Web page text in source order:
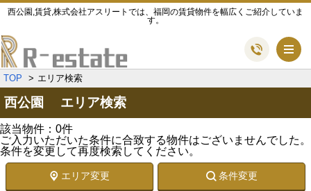
西公園,賃貸,株式会社アスリートでは、福岡の賃貸物件を幅広くご紹介していま
す。
TOP エリア検索
西公園 エリア検索
該当物件：0件
ご入力いただいた条件に合致する物件はございませんでした。
条件を変更して再度検索してください。
エリア変更 条件変更